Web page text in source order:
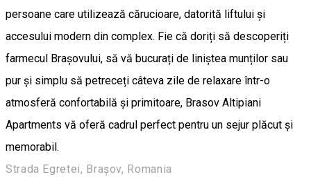
persoane care utilizează cărucioare, datorită liftului și
accesului modern din complex. Fie că doriți să descoperiți
farmecul Brașovului, să vă bucurați de liniștea munților sau
pur și simplu să petreceți câteva zile de relaxare într-o
atmosferă confortabilă și primitoare, Brasov Altipiani
Apartments vă oferă cadrul perfect pentru un sejur plăcut și
memorabil.
Strada Egretei, Brașov, Romania